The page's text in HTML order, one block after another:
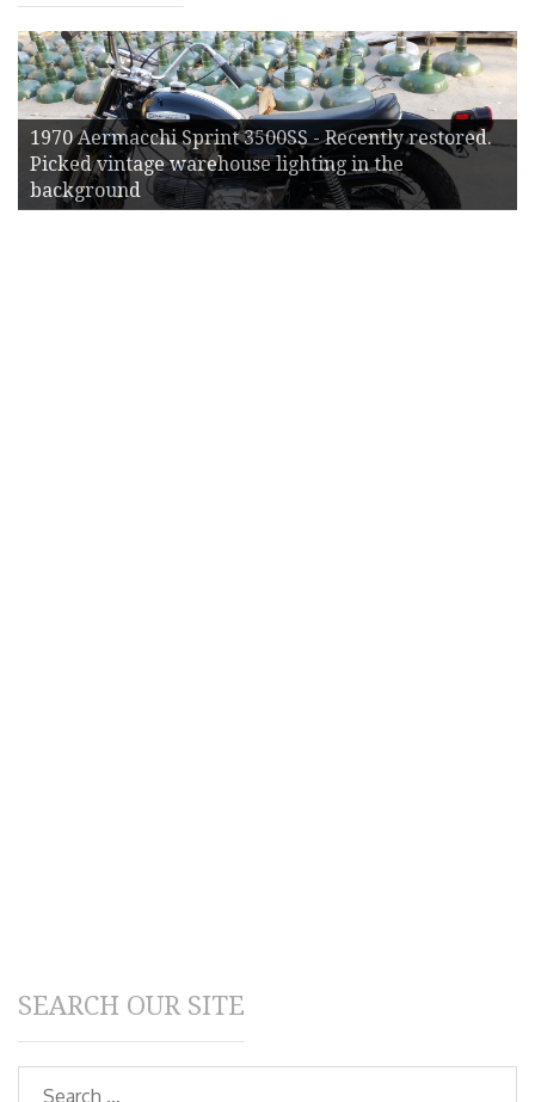
1970 Aermacchi Sprint 3500SS - Recently restored.
Picked vintage warehouse lighting in the
background
SEARCH OUR SITE